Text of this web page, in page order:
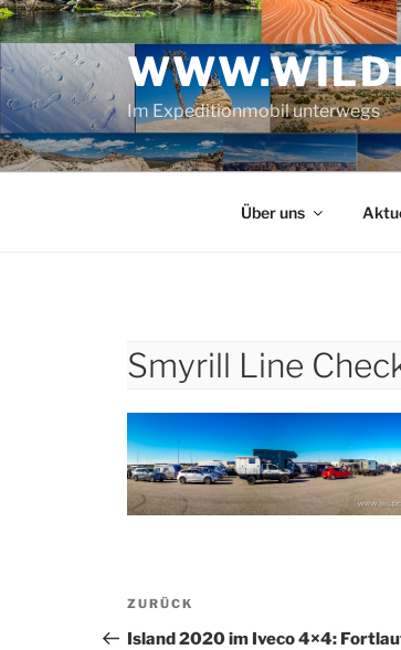
Zum
Inhalt
springen
Im Expeditionmobil unterwegs
Über uns
Smyrill Line
Beitragsnavigation
Vorheriger
Beitrag
ZURÜCK
Island 2020 im Iveco 4×4: